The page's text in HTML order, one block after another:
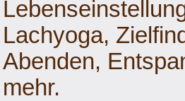
Lachyoga,
Abenden,
mehr.